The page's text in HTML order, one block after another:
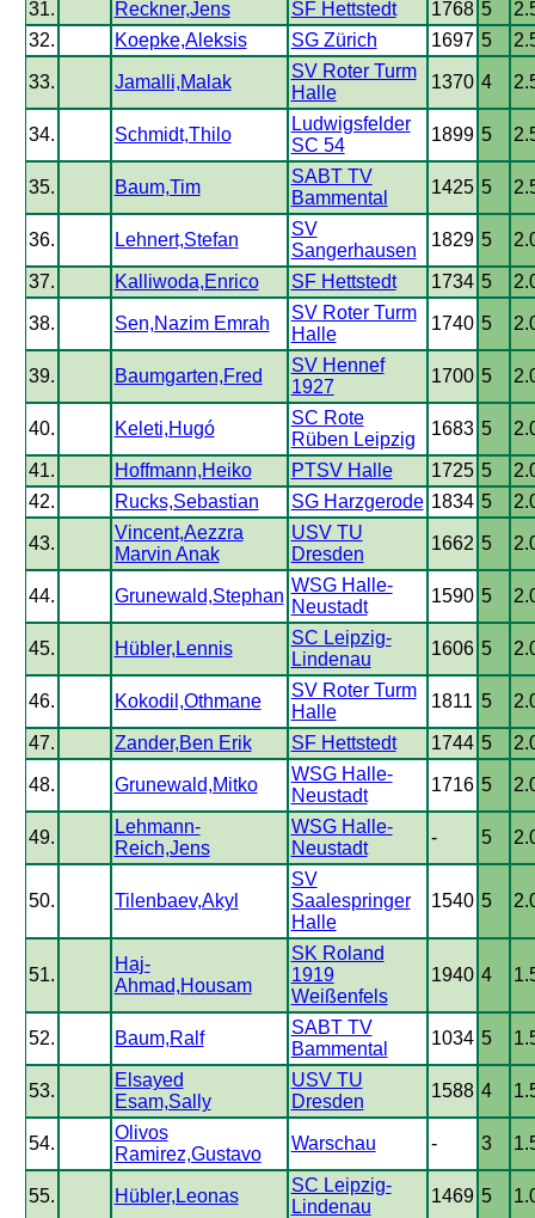
31. Reckner,Jens SF Hettstedt 1768 5
32.
Koepke,Aleksis SG Zürich 1697 5
33. Jamalli,Malak
SV Roter Turm
Halle
1370 4
34. Schmidt,Thilo
Ludwigsfelder
SC 54
1899 5
35. Baum,Tim
SABT TV
Bammental
1425 5
36. Lehnert,Stefan
SV
Sangerhausen
1829 5
37. Kalliwoda,Enrico SF Hettstedt 1734 5
38. Sen,Nazim Emrah
SV Roter Turm
Halle
1740 5
39. Baumgarten,Fred
SV Hennef
1927
1700 5
40. Keleti,Hugó
SC Rote
Rüben Leipzig
1683 5
41. Hoffmann,Heiko PTSV Halle 1725 5
42.
Rucks,Sebastian SG Harzgerode 1834 5
43.
Vincent,Aezzra
Marvin Anak
USV TU
Dresden
1662 5
44. Grunewald,Stephan
WSG Halle-
Neustadt
1590 5
45. Hübler,Lennis
SC Leipzig-
Lindenau
1606 5
46. Kokodil,Othmane
SV Roter Turm
Halle
1811 5
47. Zander,Ben Erik SF Hettstedt 1744 5
48. Grunewald,Mitko
WSG Halle-
Neustadt
1716 5
49.
Lehmann-
Reich,Jens
WSG Halle-
Neustadt
- 5
50. Tilenbaev,Akyl
SV
Saalespringer
Halle
1540 5
51.
Haj-
Ahmad,Housam
SK Roland
1919
Weißenfels
1940 4
52. Baum,Ralf
SABT TV
Bammental
1034 5
53.
Elsayed
Esam,Sally
USV TU
Dresden
1588 4
54.
Olivos
Ramirez,Gustavo
Warschau - 3
55. Hübler,Leonas
SC Leipzig-
Lindenau
1469 5